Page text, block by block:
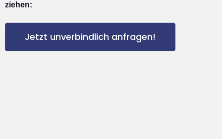
ziehen:
Jetzt unverbindlich anfragen!